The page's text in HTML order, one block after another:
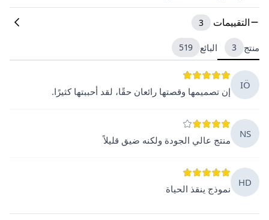
التقييمات 3
منتج 3 البائع 519
IÖ
إن تصميمها وقصتها رائعان حقًا، لقد أحببتها كثيرًا.
NS
منتج عالي الجودة ولكنه ضيق قليلاً
HD
نموذج ينقذ الحياة